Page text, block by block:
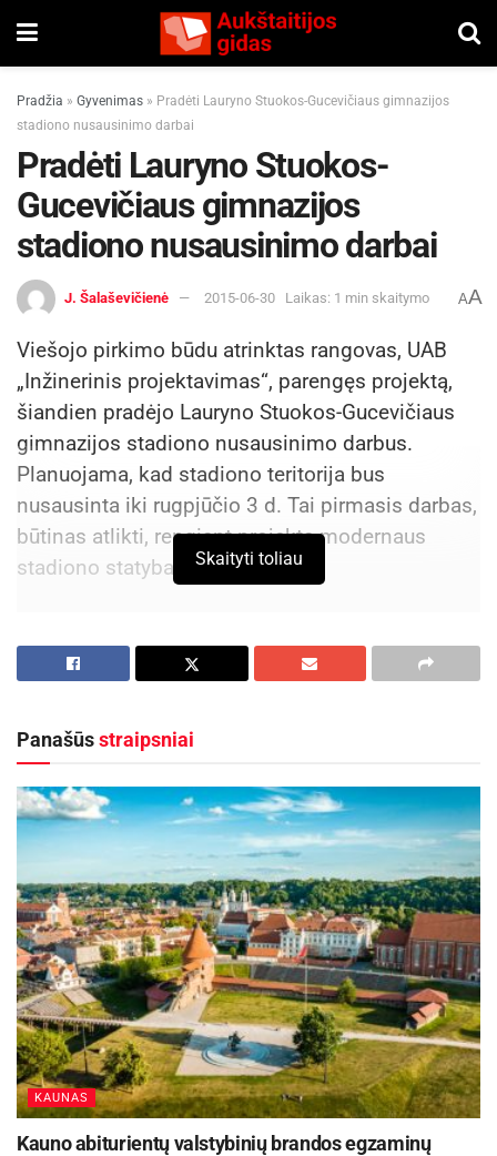
Pradžia » Gyvenimas » Pradėti Lauryno Stuokos-Gucevičiaus gimnazijos
stadiono nusausinimo darbai
Pradėti Lauryno Stuokos-
Gucevičiaus gimnazijos
stadiono nusausinimo darbai
J. Šalaševičienė 2015-06-30 Laikas: 1 min skaitymo AA
Viešojo pirkimo būdu atrinktas rangovas, UAB
„Inžinerinis projektavimas“, parengęs projektą,
šiandien pradėjo Lauryno Stuokos-Gucevičiaus
gimnazijos stadiono nusausinimo darbus.
Planuojama, kad stadiono teritorija bus
nusausinta iki rugpjūčio 3 d. Tai pirmasis darbas,
būtinas atlikti, rengiant projektą modernaus
stadiono statybai.
DHL perka „Venipak“ grupę: stiprins pozicijas
savininkams: ekonominio saugumo ir solidarumo
su Ukraina užtikrinimas
Skaityti toliau
Panašūsstraipsniai
KAUNAS
Kauno abiturientų valstybinių brandos egzaminų